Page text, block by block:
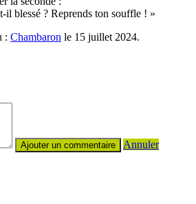
il blessé ? Reprends ton souffle ! »
: Chambaron le 15 juillet 2024.
Annuler